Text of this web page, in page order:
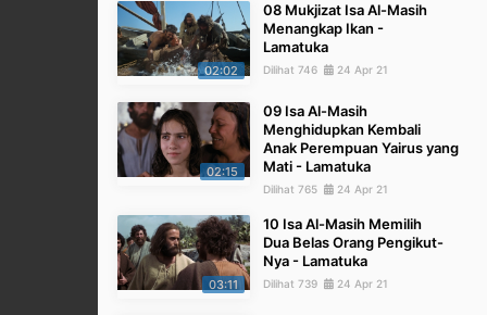
02:02
08 Mukjizat Isa Al-Masih
Menangkap Ikan -
Lamatuka
Dilihat 746 24 Apr 21
02:15
09 Isa Al-Masih
Menghidupkan Kembali
Anak Perempuan Yairus yang
Mati - Lamatuka
Dilihat 765 24 Apr 21
03:11
10 Isa Al-Masih Memilih
Dua Belas Orang Pengikut-
Nya - Lamatuka
Dilihat 739 24 Apr 21